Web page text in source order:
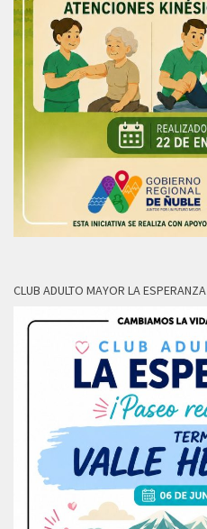
CLUB ADULTO MAYOR LA ESPERANZA